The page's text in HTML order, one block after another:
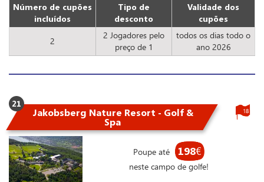
Número de cupões
incluídos
Tipo de
desconto
Validade dos
cupões
2
2 Jogadores pelo
preço de 1
todos os dias todo o
ano 2026
21
Jakobsberg Nature Resort - Golf &
Spa
Poupe até 198€
neste campo de golfe!
18